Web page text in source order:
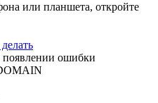
или планшета, откройте
появлении ошибки